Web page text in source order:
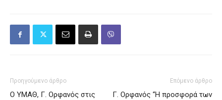
Προηγούμενο άρθρο
Ο ΥΜΑΘ, Γ. Ορφανός στις
Επόμενο άρθρο
Γ. Ορφανός “Η προσφορά των